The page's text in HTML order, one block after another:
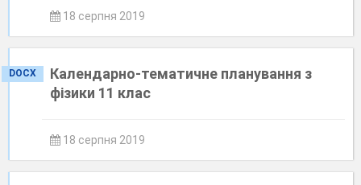
18 серпня 2019
DOCX
Календарно-тематичне планування з
фізики 11 клас
18 серпня 2019